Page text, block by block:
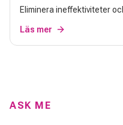
Eliminera ineffektiviteter
Läs mer
ASK ME